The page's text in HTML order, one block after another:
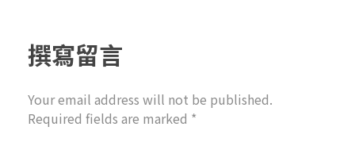
撰寫留言
Your email address will not be published.
Required fields are marked *